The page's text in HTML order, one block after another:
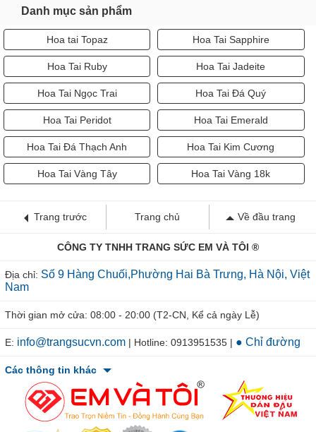
Danh mục sản phẩm
Hoa tai Topaz Hoa Tai Sapphire
Hoa Tai Ruby Hoa Tai Jadeite
Hoa Tai Ngọc Trai Hoa Tai Đá Quý
Hoa Tai Peridot Hoa Tai Emerald
Hoa Tai Đá Thạch Anh Hoa Tai Kim Cương
Hoa Tai Vàng Tây Hoa Tai Vàng 18k
Trang trước Trang chủ Về đầu trang
CÔNG TY TNHH TRANG SỨC EM VÀ TÔI ®
Địa chỉ: Số 9 Hàng Chuối,Phường Hai Bà Trưng, Hà Nội, Việt
Nam
Thời gian mở cửa: 08:00 - 20:00 (T2-CN, Kể cả ngày Lễ)
E: info@trangsucvn.com | Hotline: 0913951535 | ● Chỉ đường
Các thông tin khác